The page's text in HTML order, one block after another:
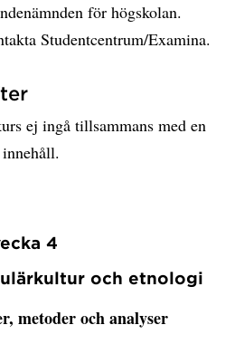
för högskolan.
Studentcentrum/Examina.
ej ingå tillsammans med en
4
och etnologi
metoder och analyser